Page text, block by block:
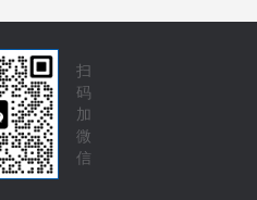
扫
码
加
微
信